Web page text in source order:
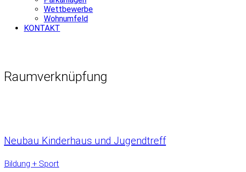
Wettbewerbe
Wohnumfeld
KONTAKT
Raumverknüpfung
Neubau Kinderhaus und Jugendtreff
Bildung + Sport